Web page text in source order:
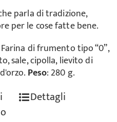
parla di tradizione,
per le cose fatte bene.
di frumento tipo “0”,
sale, cipolla, lievito di
Peso: 280 g.
Dettagli